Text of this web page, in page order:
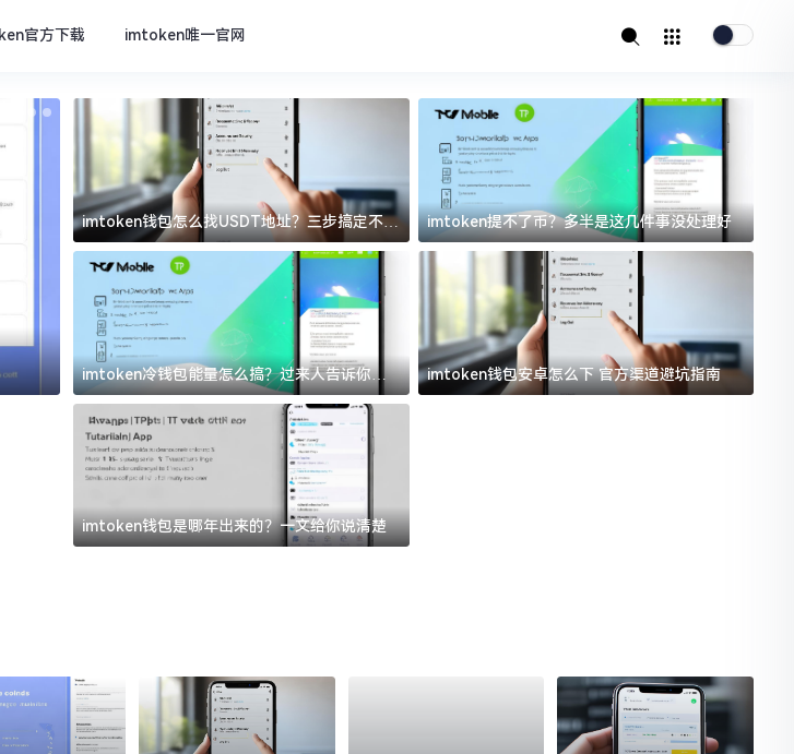
官方下载 imtoken唯一官网
imtoken官方下载
imtoken钱包怎么找USDT地址？三步搞定不踩
坑
imtoken提不了币？多半是这几件事没处理好
imtoken冷钱包能量怎么搞？过来人告诉你门
道
imtoken钱包安卓怎么下 官方渠道避坑指南
imtoken钱包是哪年出来的？一文给你说清楚